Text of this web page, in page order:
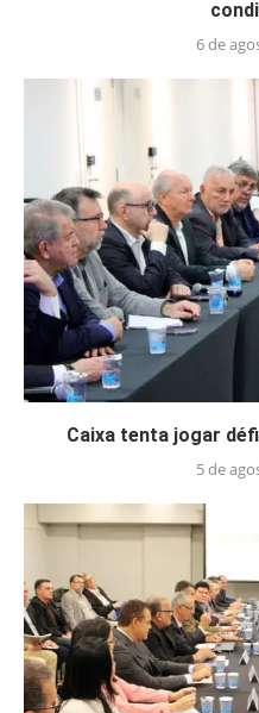
6 de
Caixa tenta jogar
5 de